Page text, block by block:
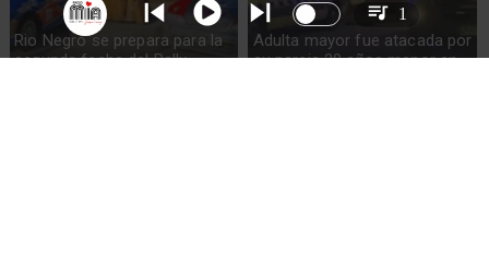
Rio Negro se prepara para la
segunda fecha del Rally
Adulta mayor fue atacada por
su pareja 20 años menor en
1